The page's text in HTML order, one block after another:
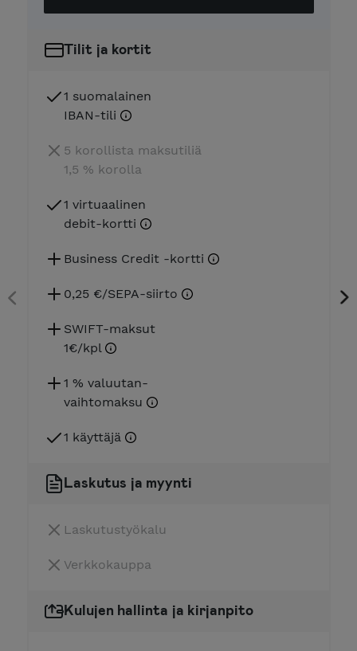
Tilit ja kortit
1 suomalainen
IBAN-tili
5 korollista maksutiliä
1,5 % korolla
1 virtuaalinen
debit-kortti
Business Credit -kortti
0,25 €/SEPA-siirto
SWIFT-maksut
1€/kpl
1 % valuutan-
vaihtomaksu
1 käyttäjä
Laskutus ja myynti
Laskutustyökalu
Verkkokauppa
Kulujen hallinta ja kirjanpito